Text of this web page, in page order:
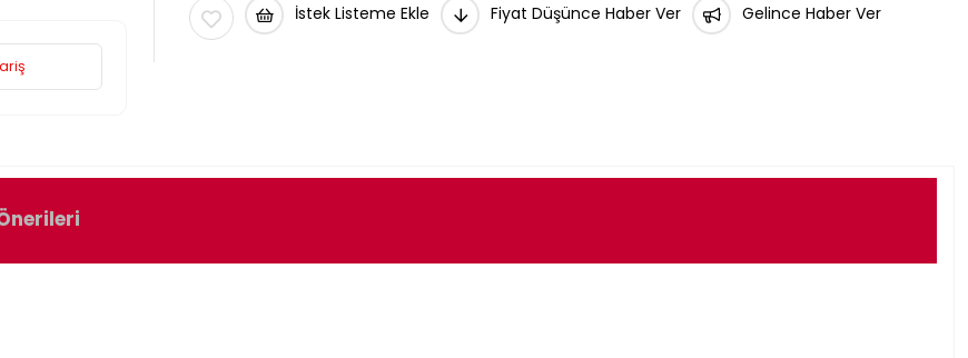
İstek Listeme Ekle Fiyat Düşünce Haber Ver Gelince Haber Ver